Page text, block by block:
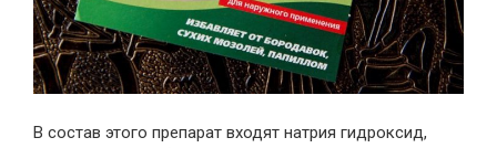
В состав этого препарат входят натрия гидроксид,